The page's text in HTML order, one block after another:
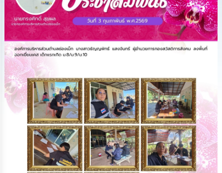
การ
บริหาร
และ
พัฒนา
ทรัพยากร
บุคคล
การ
จัด
ซื้อ
จัด
จ้าง
การ
เงิน
การ
คลัง